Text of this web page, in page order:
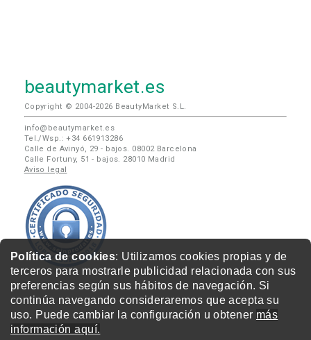
Política de cookies: Utilizamos cookies propias y de
terceros para mostrarle publicidad relacionada con sus
preferencias según sus hábitos de navegación. Si
continúa navegando consideraremos que acepta su
uso. Puede cambiar la configuración u obtener más
información aquí.
beautymarket.es
Copyright © 2004-2026 BeautyMarket S.L.
info@beautymarket.es
Tel./Wsp.: +34 661913286
Calle de Avinyó, 29 - bajos. 08002 Barcelona
Calle Fortuny, 51 - bajos. 28010 Madrid
Aviso legal